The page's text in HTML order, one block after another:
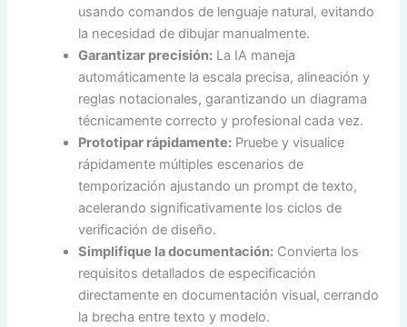
usando comandos de lenguaje natural, evitando
la necesidad de dibujar manualmente.
Garantizar precisión: La IA maneja
automáticamente la escala precisa, alineación y
reglas notacionales, garantizando un diagrama
técnicamente correcto y profesional cada vez.
Prototipar rápidamente: Pruebe y visualice
rápidamente múltiples escenarios de
temporización ajustando un prompt de texto,
acelerando significativamente los ciclos de
verificación de diseño.
Simplifique la documentación: Convierta los
requisitos detallados de especificación
directamente en documentación visual, cerrando
la brecha entre texto y modelo.